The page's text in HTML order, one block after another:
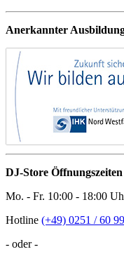
Anerkannter
DJ-Store Öffnungszeiten
Mo. - Fr. 10:00 - 18:00
Hotline (+49) 0251 / 60
- oder -